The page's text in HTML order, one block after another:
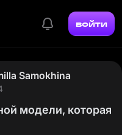
войти
Samokhina
модели, которая